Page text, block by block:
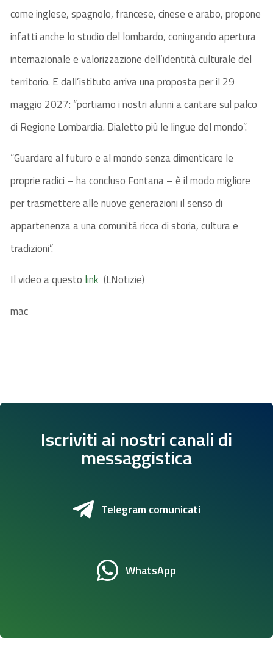
come inglese, spagnolo, francese, cinese e arabo, propone
infatti anche lo studio del lombardo, coniugando apertura
internazionale e valorizzazione dell’identità culturale del
territorio. E dall’istituto arriva una proposta per il 29
maggio 2027: “portiamo i nostri alunni a cantare sul palco
di Regione Lombardia. Dialetto più le lingue del mondo”.
“Guardare al futuro e al mondo senza dimenticare le
proprie radici – ha concluso Fontana – è il modo migliore
per trasmettere alle nuove generazioni il senso di
appartenenza a una comunità ricca di storia, cultura e
tradizioni”.
Il video a questolink(LNotizie)
mac
Iscriviti ai nostri canali di
messaggistica
Telegram comunicati
WhatsApp